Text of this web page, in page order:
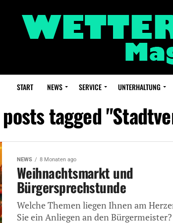
START NEWS SERVICE UNTERHALTUNG
tagged
NEWS 8 Monaten ago
Weihnachtsmarkt und
Bürgersprechstunde
Welche Themen liegen Ihnen am
Sie ein Anliegen an den